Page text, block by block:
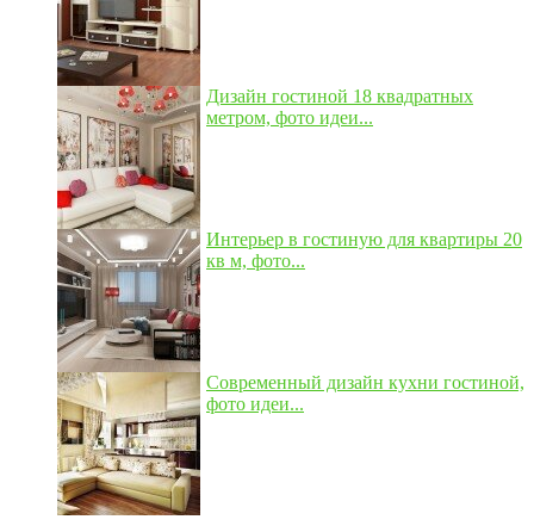
Дизайн гостиной 18 квадратных
метром, фото идеи...
Интерьер в гостиную для квартиры 20
кв м, фото...
Современный дизайн кухни гостиной,
фото идеи...